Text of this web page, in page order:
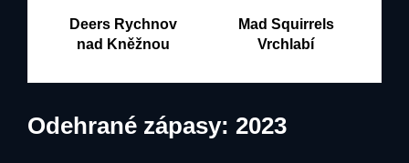
Deers Rychnov
nad Kněžnou
Mad Squirrels
Vrchlabí
Odehrané zápasy: 2023